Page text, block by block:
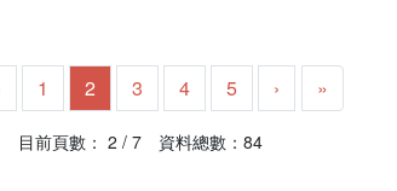
1 2 3 4 5 › »
目前頁數： 2 / 7 資料總數：84